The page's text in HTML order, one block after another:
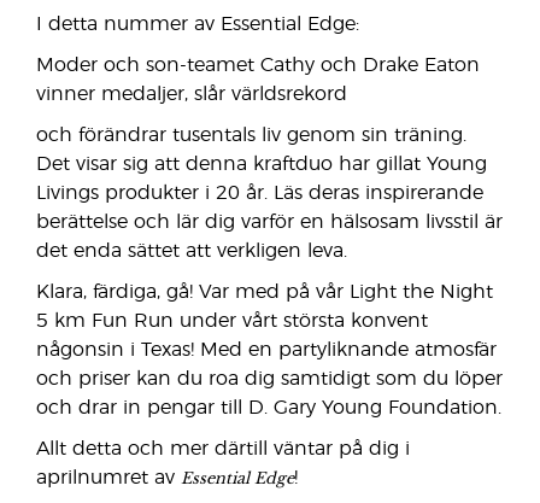
I detta nummer av Essential Edge:
Moder och son-teamet Cathy och Drake Eaton
vinner medaljer, slår världsrekord
och förändrar tusentals liv genom sin träning.
Det visar sig att denna kraftduo har gillat Young
Livings produkter i 20 år. Läs deras inspirerande
berättelse och lär dig varför en hälsosam livsstil är
det enda sättet att verkligen leva.
Klara, färdiga, gå! Var med på vår Light the Night
5 km Fun Run under vårt största konvent
någonsin i Texas! Med en partyliknande atmosfär
och priser kan du roa dig samtidigt som du löper
och drar in pengar till D. Gary Young Foundation.
Allt detta och mer därtill väntar på dig i
aprilnumret av Essential Edge!